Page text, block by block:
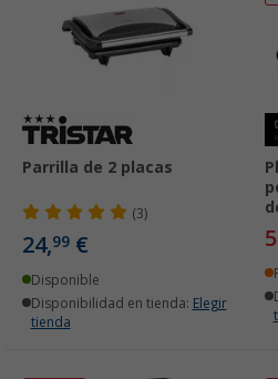
Parrilla de 2 placas
(3)
24,99 €
Disponible
Disponibilidad en tienda: Elegir
tienda